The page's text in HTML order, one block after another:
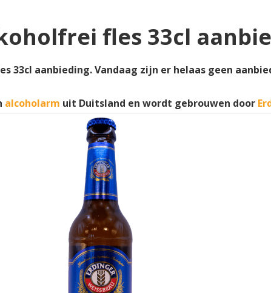
fles 33cl
33cl aanbieding. Vandaag zijn er helaas geen
alcoholarm uit Duitsland en wordt gebrouwen door